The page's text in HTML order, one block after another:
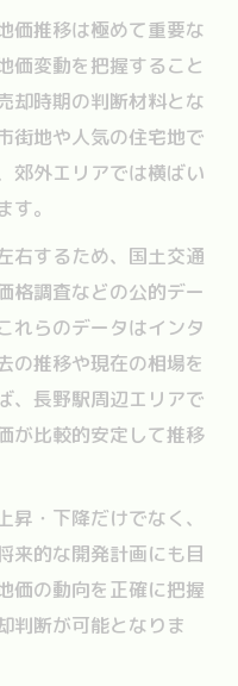
価推移は極めて重要な
価変動を把握すること
却時期の判断材料とな
街地や人気の住宅地で
郊外エリアでは横ばい
。
右するため、国土交通
格調査などの公的デー
れらのデータはインタ
の推移や現在の相場を
、長野駅周辺エリアで
が比較的安定して推移
・下降だけでなく、
来的な開発計画にも目
価の動向を正確に把握
判断が可能となりま